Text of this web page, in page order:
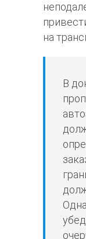
на
В